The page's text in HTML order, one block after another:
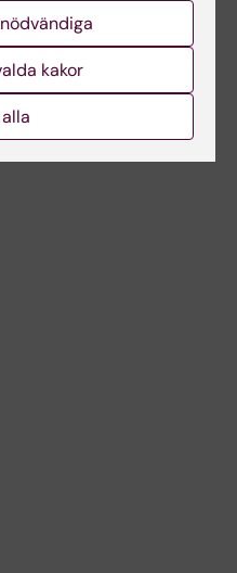
vårdvetenskap
kakor